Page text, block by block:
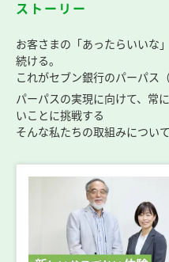
ストーリー
お客さまの「あったらいいな
続ける。
これがセブン銀行のパーパス
パーパスの実現に向けて、常
いことに挑戦する
そんな私たちの取組みについ